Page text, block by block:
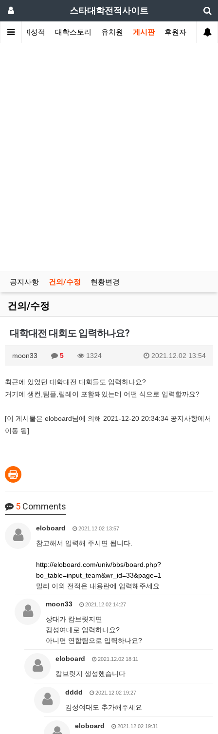
스타대학전적사이트
대회성적 대학스토리 유치원 게시판 후원자
공지사항 건의/수정 현황변경
건의/수정
대학대전 대회도 입력하나요?
moon33 5 1324 2021.12.02 13:54
최근에 있었던 대학대전 대회들도 입력하나요?
거기에 생컨,팀플,릴레이 포함돼있는데 어떤 식으로 입력할까요?
[이 게시물은 eloboard님에 의해 2021-12-20 20:34:34 공지사항에서
이동 됨]
5 Comments
eloboard 2021.12.02 13:57
참고해서 입력해 주시면 됩니다.
http://eloboard.com/univ/bbs/board.php?
bo_table=input_team&wr_id=33&page=1
밀리 이외 전적은 내용란에 입력해주세요
moon33 2021.12.02 14:27
상대가 캄브릿지면
캄성여대로 입력하나요?
아니면 연합팀으로 입력하나요?
eloboard 2021.12.02 18:11
캄브릿지 생성했습니다
dddd 2021.12.02 19:27
김성여대도 추가해주세요
eloboard 2021.12.02 19:31